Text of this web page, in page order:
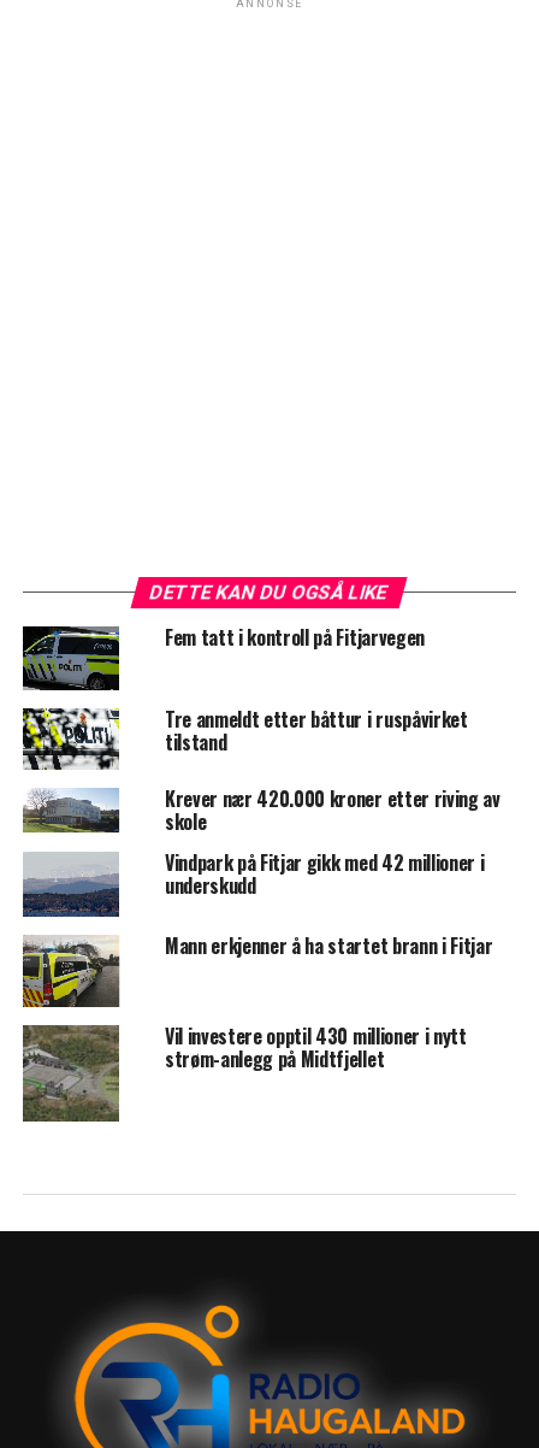
ANNONSE
DETTE KAN DU OGSÅ LIKE
Fem tatt i kontroll på Fitjarvegen
Tre anmeldt etter båttur i ruspåvirket
tilstand
Krever nær 420.000 kroner etter riving av
skole
Vindpark på Fitjar gikk med 42 millioner i
underskudd
Mann erkjenner å ha startet brann i Fitjar
Vil investere opptil 430 millioner i nytt
strøm-anlegg på Midtfjellet